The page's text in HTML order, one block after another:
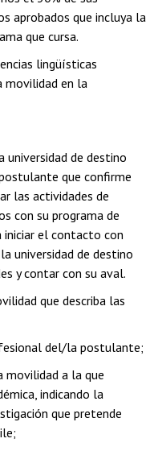
aprobados que incluya la
que cursa.
lingüísticas
movilidad en la
universidad de destino
que confirme
las actividades de
con su programa de
el contacto con
universidad de destino
y contar con su aval.
que describa las
del/la postulante;
movilidad a la que
indicando la
que pretende